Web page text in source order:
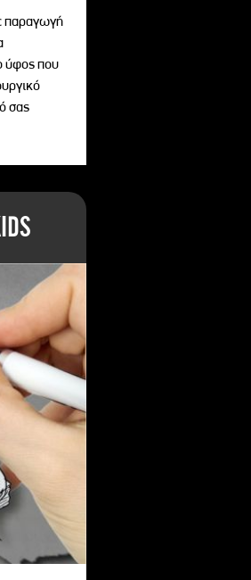
παραγωγή
ύφος που
σας